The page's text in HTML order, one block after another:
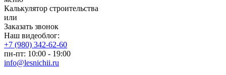
Калькулятор строительства
или
Заказать звонок
Наш видеоблог:
+7 (980) 342-62-60
пн-пт: 10:00 - 19:00
info@lesnichii.ru